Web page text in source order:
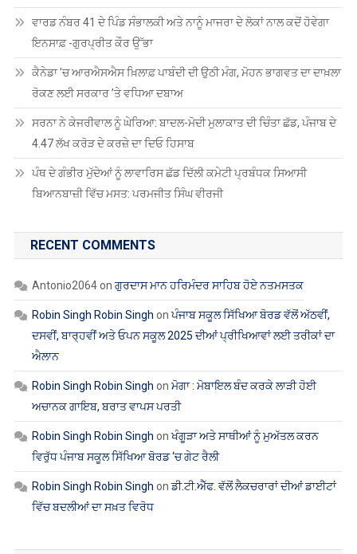
ਵਾਰਡ ਨੰਬਰ 41 ਦੇ ਪਿੰਡ ਸੰਭਾਲਕੀ ਅਤੇ ਨਾਨੂੰ ਮਾਜਰਾ ਦੇ ਲੋਕਾਂ ਨਾਲ ਕਦੋਂ ਹੋਵੇਗਾ
ਇਨਸਾਫ਼ -ਗੁਰਪ੍ਰੀਤ ਕੌਰ ਉੱਭਾ
ਕੈਨੇਡਾ ’ਚ ਆਰਐਸਐਸ ਖ਼ਿਲਾਫ਼ ਪਾਬੰਦੀ ਦੀ ਉਠੀ ਮੰਗ, ਮੋਹਨ ਭਾਗਵਤ ਦਾ ਦਾਖ਼ਲਾ
ਰੋਕਣ ਲਈ ਸਰਕਾਰ ’ਤੇ ਵਧਿਆ ਦਬਾਅ
ਸਰਨਾ ਨੇ ਕੇਜਰੀਵਾਲ ਨੂੰ ਘੇਰਿਆ: ਬਾਦਲ-ਮੋਦੀ ਮੁਲਾਕਾਤ ਦੀ ਚਿੰਤਾ ਛੱਡ, ਪੰਜਾਬ ਦੇ
4.47 ਲੱਖ ਕਰੋੜ ਦੇ ਕਰਜ਼ੇ ਦਾ ਦਿਓ ਹਿਸਾਬ
ਪੰਥ ਦੇ ਗੰਭੀਰ ਮੁੱਦੇਆਂ ਨੂੰ ਲਾਵਾਰਿਸ ਛੱਡ ਦਿੱਲੀ ਕਮੇਟੀ ਪ੍ਰਬੰਧਕ ਸਿਆਸੀ
ਬਿਆਨਬਾਜ਼ੀ ਵਿੱਚ ਮਸਤ: ਪਰਮਜੀਤ ਸਿੰਘ ਵੀਰਜੀ
RECENT COMMENTS
Antonio2064on ਗੁਰਦਾਸ ਮਾਨ ਹਰਿਮੰਦਰ ਸਾਹਿਬ ਹੋਏ ਨਤਮਸਤਕ
Robin Singh Robin Singh onਪੰਜਾਬ ਸਕੂਲ ਸਿੱਖਿਆ ਬੋਰਡ ਵੱਲੋਂ ਅੱਠਵੀਂ,
ਦਸਵੀਂ, ਬਾਰ੍ਹਵੀਂ ਅਤੇ ਓਪਨ ਸਕੂਲ 2025 ਦੀਆਂ ਪ੍ਰੀਖਿਆਵਾਂ ਲਈ ਤਰੀਕਾਂ ਦਾ
ਐਲਾਨ
Robin Singh Robin Singh on ਮੋਗਾ : ਮੋਬਾਇਲ ਬੰਦ ਕਰਕੇ ਲਾੜੀ ਹੋਈ
ਅਚਾਨਕ ਗਾਇਬ, ਬਰਾਤ ਵਾਪਸ ਪਰਤੀ
Robin Singh Robin Singh onਖੰਗੂੜਾ ਅਤੇ ਸਾਥੀਆਂ ਨੂੰ ਮੁਅੱਤਲ ਕਰਨ
ਵਿਰੁੱਧ ਪੰਜਾਬ ਸਕੂਲ ਸਿੱਖਿਆ ਬੋਰਡ ‘ਚ ਗੇਟ ਰੈਲੀ
Robin Singh Robin Singh onਡੀ.ਟੀ.ਐੱਫ. ਵੱਲੋਂ ਲੈਕਚਰਾਰਾਂ ਦੀਆਂ ਡਾਈਟਾਂ
ਵਿੱਚ ਬਦਲੀਆਂ ਦਾ ਸਖ਼ਤ ਵਿਰੋਧ